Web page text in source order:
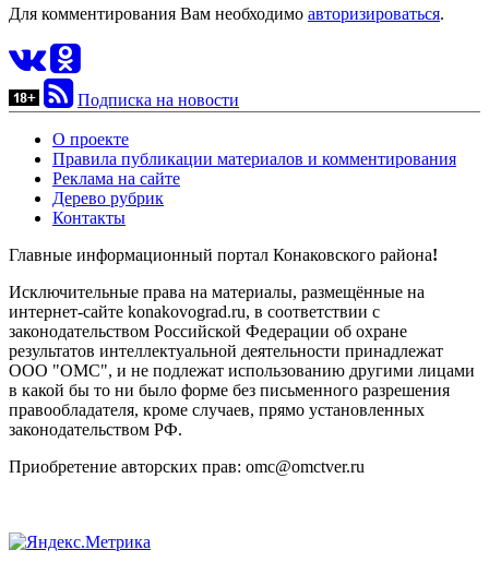
Для комментирования Вам необходимо авторизироваться.
Подписка на новости
О проекте
Правила публикации материалов и комментирования
Реклама на сайте
Дерево рубрик
Контакты
Главные информационный портал Конаковского района!
Исключительные права на материалы, размещённые на
интернет-сайте konakovograd.ru, в соответствии с
законодательством Российской Федерации об охране
результатов интеллектуальной деятельности принадлежат
ООО "ОМС", и не подлежат использованию другими лицами
в какой бы то ни было форме без письменного разрешения
правообладателя, кроме случаев, прямо установленных
законодательством РФ.
Приобретение авторских прав: omc@omctver.ru